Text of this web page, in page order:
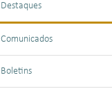
Destaques
Comunicados
Boletins